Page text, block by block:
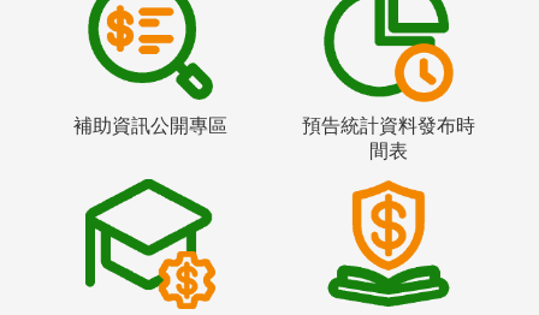
補助資訊公開專區
預告統計資料發布時
間表